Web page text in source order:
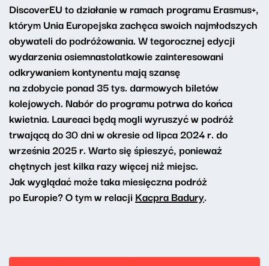
DiscoverEU to działanie w ramach programu Erasmus+,
którym Unia Europejska zachęca swoich najmłodszych
obywateli do podróżowania. W tegorocznej edycji
wydarzenia osiemnastolatkowie zainteresowani
odkrywaniem kontynentu mają szansę
na zdobycie ponad 35 tys. darmowych biletów
kolejowych. Nabór do programu potrwa do końca
kwietnia. Laureaci będą mogli wyruszyć w podróż
trwającą do 30 dni w okresie od lipca 2024 r. do
września 2025 r. Warto się śpieszyć, ponieważ
chętnych jest kilka razy więcej niż miejsc.
Jak wyglądać może taka miesięczna podróż
po Europie? O tym w relacji Kacpra Badury.